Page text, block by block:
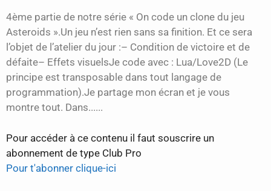
4ème partie de notre série « On code un clone du jeu
Asteroids ».Un jeu n’est rien sans sa finition. Et ce sera
l’objet de l’atelier du jour :– Condition de victoire et de
défaite– Effets visuelsJe code avec : Lua/Love2D (Le
principe est transposable dans tout langage de
programmation).Je partage mon écran et je vous
montre tout. Dans......
Pour accéder à ce contenu il faut souscrire un
abonnement de type Club Pro
Pour t'abonner clique-ici